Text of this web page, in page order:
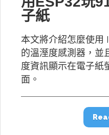
子紙
本文將介紹怎麼使用
的溫溼度感測器，並
度資訊顯示在電子紙
面。